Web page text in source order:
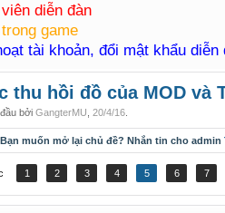
diễn đàn
game
tài khoản, đổi mật khẩu diễn
thu hồi đồ của MOD và
bởiGangterMU ,20/4/16
muốn mở lại chủ đề? Nhắn tin cho admin
1 2 3 4 5 6 7